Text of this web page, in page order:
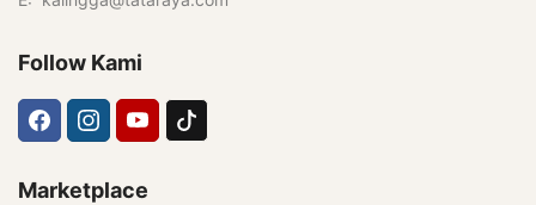
Follow Kami
Marketplace